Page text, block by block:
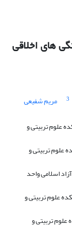
های اخلاقی
3 مریم شفیعی
علوم تربیتی و
علوم تربیتی و
اسلامی واحد
علوم تربیتی و
تربیتی و